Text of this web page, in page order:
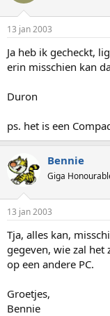
13 jan 2003
Ja heb ik gecheckt,
erin misschien kan
Duron
ps. het is een
Bennie
Giga
13 jan 2003
Tja, alles kan,
gegeven, wie zal
op een andere PC.
Groetjes,
Bennie